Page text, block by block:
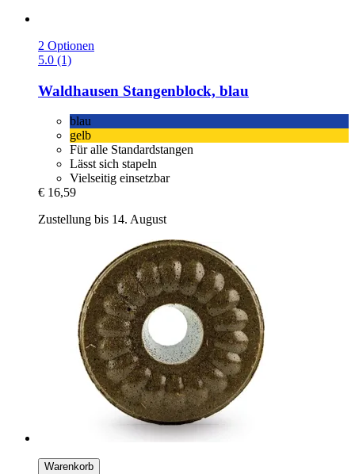
2 Optionen
5.0 (1)
Waldhausen Stangenblock, blau
blau
gelb
Für alle Standardstangen
Lässt sich stapeln
Vielseitig einsetzbar
€ 16,59
Zustellung bis 14. August
Warenkorb